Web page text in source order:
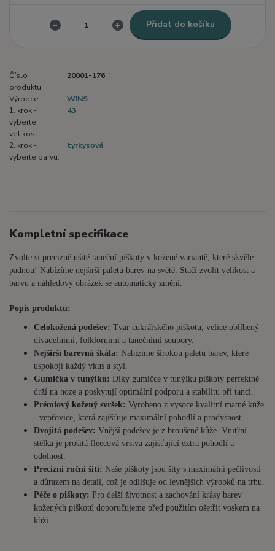
Přidat do košíku
Číslo
produktu:
20001-176
Výrobce:
WINS
1. krok -
vyberte
velikost:
43
2. krok -
vyberte barvu:
tyrkysová
Kompletní specifikace
Zvolte si precizně ušité taneční piškoty v kožené variantě, které skvěle
padnou! Nabízíme nejširší paletu barev na světě. Stačí zvolit velikost a
barvu a náhledový obrázek se automaticky změní.
Popis produktu:
Celokožená podešev: Tvar cukrářského piškotu, velice oblíbený
divadelními, folklorními a tanečními soubory.
Nejširší barevná škála: Nabízíme širokou paletu barev, které
uspokojí každý vkus a styl.
Gumička v tunýlku: Díky gumičce v tunýlku piškoty perfektně
drží na noze a poskytují optimální podporu a stabilitu při tanci.
Prémiový kožený svršek: Vyrobeno z vysoce kvalitní matné kůže
- vepřovice, která zajišťuje maximální pohodlí a prodyšnost.
Dvojitá podešev: Vnější podešev je z broušené kůže. Vnitřní
stélka je prošitá fleecová vrstva zajišťující extra pohodlí a
odolnost.
Precizní ruční šití: Naše piškoty jsou šity s maximální pečlivostí
a důrazem na detail, což je odlišuje od levnějších výrobků na trhu.
Péče o piškoty: Pro delší životnost a zachování krásy barev
kožených piškotů doporučujeme před použitím ošetřit voskem na
kůži.